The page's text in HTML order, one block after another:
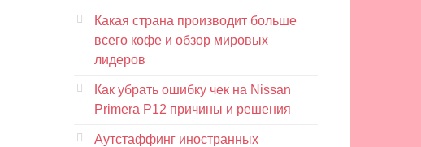
Какая страна производит больше
всего кофе и обзор мировых
лидеров
Как убрать ошибку чек на Nissan
Primera P12 причины и решения
Аутстаффинг иностранных